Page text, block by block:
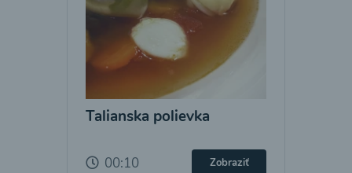
Talianska polievka
00:10 Zobraziť